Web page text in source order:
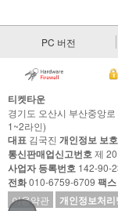
PC 버전
티켓타운
경기도 오산시 부산중앙
1~2라인)
대표 김국진 개인정보 보
통신판매업신고번호제
사업자 등록번호 142-90-
전화010-6759-6709 팩스
이용약관 개인정보처리